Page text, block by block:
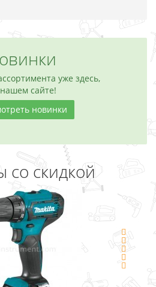
уже здесь,
сайте!
новинки
со скидкой